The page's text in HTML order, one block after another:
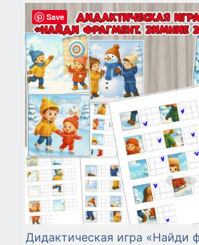
Дидактическая игра «Найди
Save